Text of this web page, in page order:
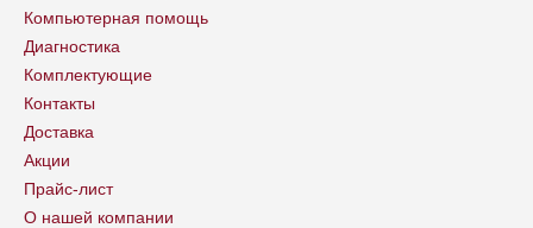
Компьютерная помощь
Диагностика
Комплектующие
Контакты
Доставка
Акции
Прайс-лист
О нашей компании